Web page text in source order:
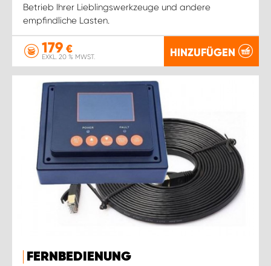
Betrieb Ihrer Lieblingswerkzeuge und andere
empfindliche Lasten.
179 €
EXKL. 20 % MWST. HINZUFÜGEN
FERNBEDIENUNG